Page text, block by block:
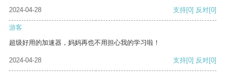
2024-04-28
支持[0] 反对[0]
游客
超级好用的加速器，妈妈再也不用担心我的学习啦！
2024-04-28 支持[0] 反对[0]